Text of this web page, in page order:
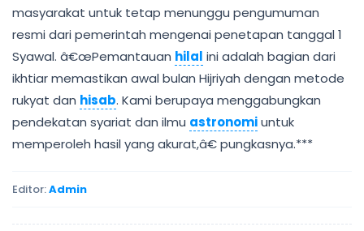
masyarakat untuk tetap menunggu pengumuman
resmi dari pemerintah mengenai penetapan tanggal 1
Syawal. â€œPemantauan hilal ini adalah bagian dari
ikhtiar memastikan awal bulan Hijriyah dengan metode
rukyat dan hisab. Kami berupaya menggabungkan
pendekatan syariat dan ilmu astronomiuntuk
memperoleh hasil yang akurat,â€ pungkasnya.***
Editor:Admin